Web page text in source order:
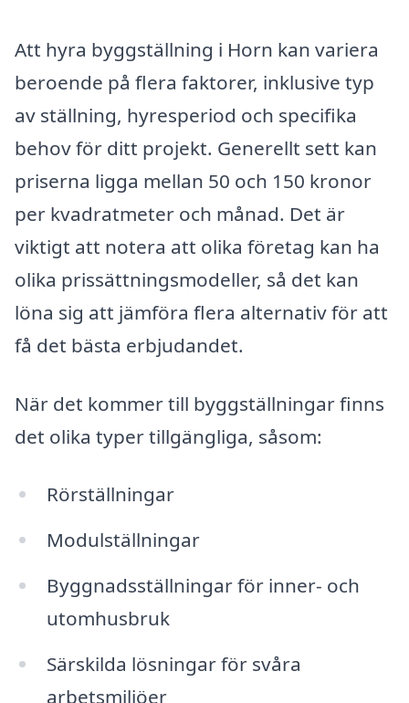
Att hyra byggställning i Horn kan variera
beroende på flera faktorer, inklusive typ
av ställning, hyresperiod och specifika
behov för ditt projekt. Generellt sett kan
priserna ligga mellan 50 och 150 kronor
per kvadratmeter och månad. Det är
viktigt att notera att olika företag kan ha
olika prissättningsmodeller, så det kan
löna sig att jämföra flera alternativ för att
få det bästa erbjudandet.
När det kommer till byggställningar finns
det olika typer tillgängliga, såsom:
Rörställningar
Modulställningar
Byggnadsställningar för inner- och
utomhusbruk
Särskilda lösningar för svåra
arbetsmiljöer